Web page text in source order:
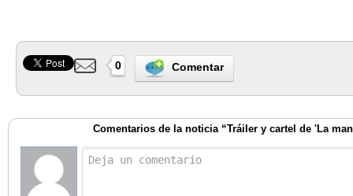
0 Comentar
Comentarios de la noticia “Tráiler y cartel de 'La